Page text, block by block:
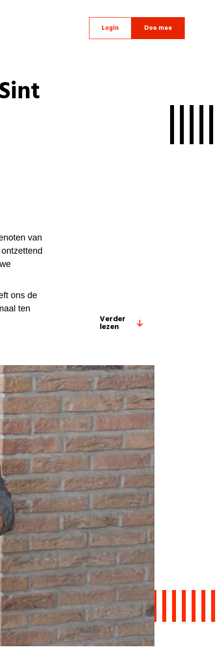
Login Doe mee
van
ons de
ten
Verder
lezen